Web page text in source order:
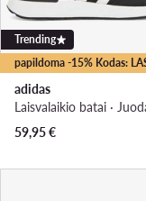
papildoma -15% Kodas:
Trending
adidas
Laisvalaikio batai ·
59,95€